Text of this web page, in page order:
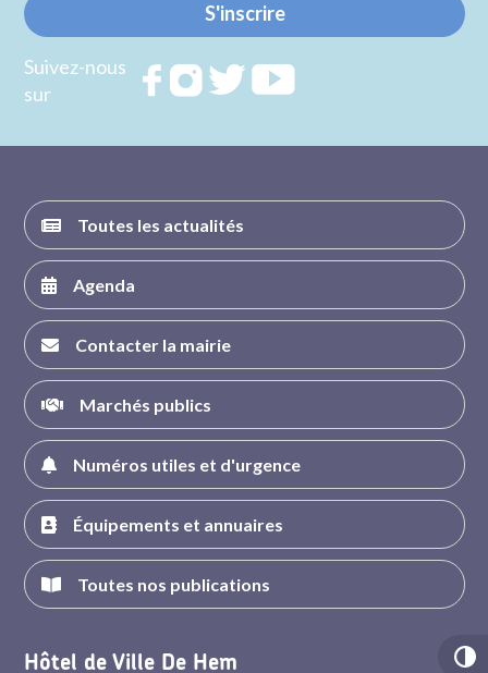
S'inscrire
Suivez-nous
sur
RejoignezRejoignezRejoignez
Toutes les actualités
Agenda
Contacter la mairie
Marchés publics
Numéros utiles et d'urgence
Équipements et annuaires
Toutes nos publications
Hôtel de Ville De Hem